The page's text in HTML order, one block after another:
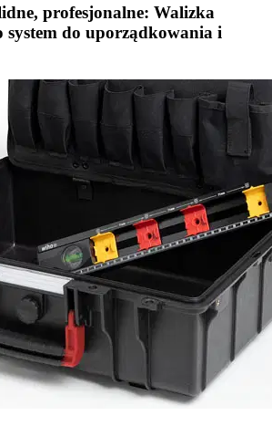
profesjonalne: Walizka
system do uporządkowania i